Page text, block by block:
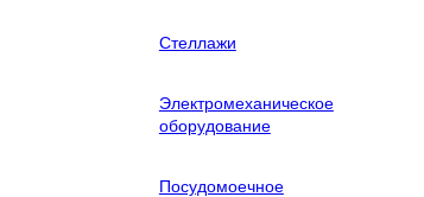
Стеллажи
Электромеханическое
оборудование
Посудомоечное